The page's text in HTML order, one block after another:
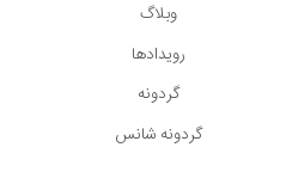
وبلاگ
رویدادها
گردونه
گردونه شانس